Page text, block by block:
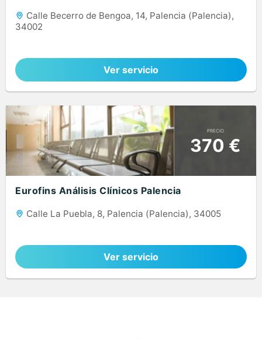
Calle Becerro de Bengoa, 14, Palencia (Palencia),
34002
Ver servicio
PRECIO
370 €
Eurofins Análisis Clínicos Palencia
Calle La Puebla, 8, Palencia (Palencia), 34005
Ver servicio